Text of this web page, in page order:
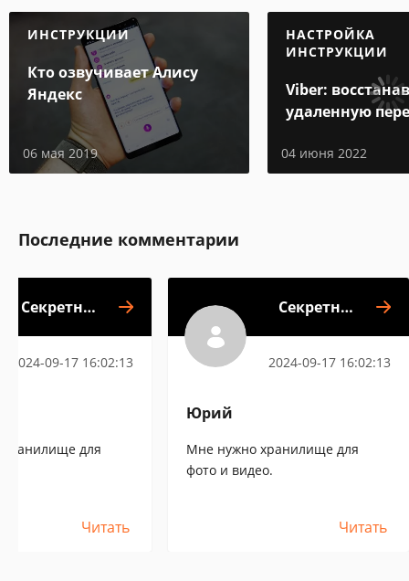
ИНСТРУКЦИИ
Кто озвучивает Алису
Яндекс
06 мая 2019
НАСТРОЙКА
ИНСТРУКЦИИ
Viber:
удаленную
04 июня 2022
Последние комментарии
Секретное
видео
2024-09-17 16:02:13
для
Читать
Секретное
видео
2024-09-17 16:02:13
Юрий
Мне нужно хранилище для
фото и видео.
Читать